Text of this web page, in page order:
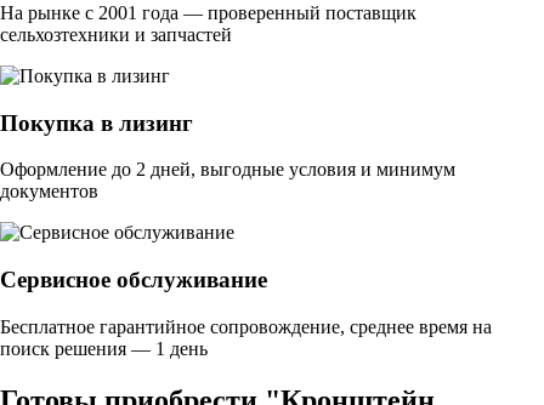
На рынке с 2001 года — проверенный поставщик
сельхозтехники и запчастей
Покупка в лизинг
Оформление до 2 дней, выгодные условия и минимум
документов
Сервисное обслуживание
Бесплатное гарантийное сопровождение, среднее время на
поиск решения — 1 день